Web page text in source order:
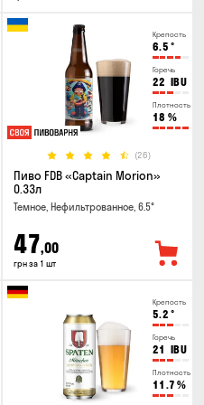
Крепость
6.5 °
Горечь
22 IBU
Плотность
18 %
(26)
Пиво FDB «Captain Morion»
0.33л
Темное, Нефильтрованное, 6.5°
47,00
грн за 1 шт
Крепость
5.2 °
Горечь
21 IBU
Плотность
11.7 %